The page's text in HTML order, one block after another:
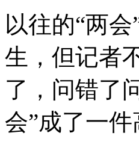
以往的“两
生，但记者
了，问错了
会”成了一